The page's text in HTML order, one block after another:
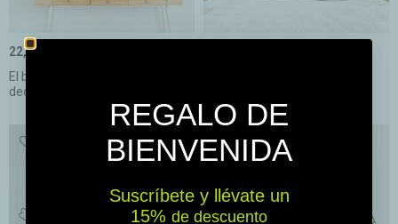
El bote del amor - Vinilos
decorativos...
22,50 €
REGALO DE
BIENVENIDA
Suscríbete y llévate un
15% ​​ de descuento